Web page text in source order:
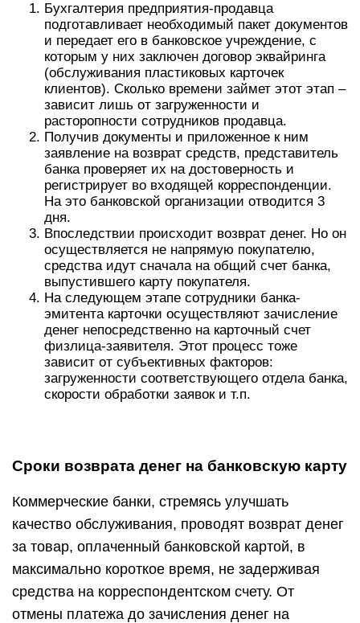
Бухгалтерия предприятия-продавца
подготавливает необходимый пакет документов
и передает его в банковское учреждение, с
которым у них заключен договор эквайринга
(обслуживания пластиковых карточек
клиентов). Сколько времени займет этот этап –
зависит лишь от загруженности и
расторопности сотрудников продавца.
Получив документы и приложенное к ним
заявление на возврат средств, представитель
банка проверяет их на достоверность и
регистрирует во входящей корреспонденции.
На это банковской организации отводится 3
дня.
Впоследствии происходит возврат денег. Но он
осуществляется не напрямую покупателю,
средства идут сначала на общий счет банка,
выпустившего карту покупателя.
На следующем этапе сотрудники банка-
эмитента карточки осуществляют зачисление
денег непосредственно на карточный счет
физлица-заявителя. Этот процесс тоже
зависит от субъективных факторов:
загруженности соответствующего отдела банка,
скорости обработки заявок и т.п.
Сроки возврата денег на банковскую карту
Коммерческие банки, стремясь улучшать
качество обслуживания, проводят возврат денег
за товар, оплаченный банковской картой, в
максимально короткое время, не задерживая
средства на корреспондентском счету. От
отмены платежа до зачисления денег на